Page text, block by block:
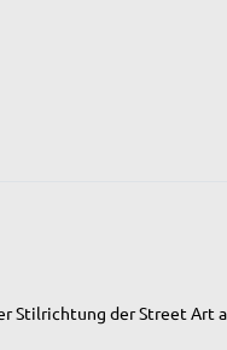
Stilrichtung der Street Art